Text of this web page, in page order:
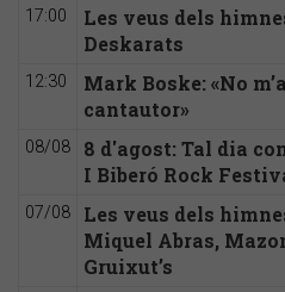
17:00
Les veus dels
Deskarats
12:30
Mark Boske: «No
cantautor»
08/08
8 d'agost: Tal dia
I Biberó Rock
07/08
Les veus dels
Miquel Abras,
Gruixut’s